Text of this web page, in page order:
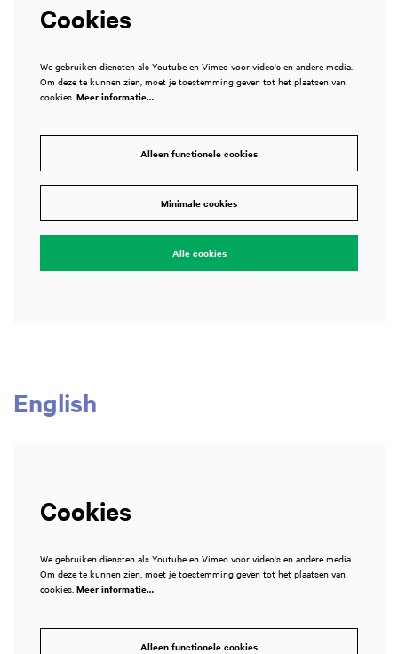
Cookies
We gebruiken diensten als Youtube en Vimeo voor video's en andere media.
Om deze te kunnen zien, moet je toestemming geven tot het plaatsen van
cookies. Meer informatie…
Alleen functionele cookies
Minimale cookies
Alle cookies
English
Cookies
We gebruiken diensten als Youtube en Vimeo voor video's en andere media.
Om deze te kunnen zien, moet je toestemming geven tot het plaatsen van
cookies. Meer informatie…
Alleen functionele cookies